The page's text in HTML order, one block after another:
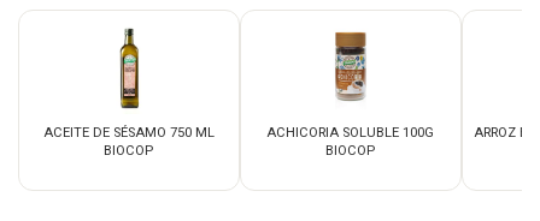
ACEITE DE SÉSAMO 750 ML
BIOCOP
ACHICORIA SOLUBLE 100G
BIOCOP
ARROZ